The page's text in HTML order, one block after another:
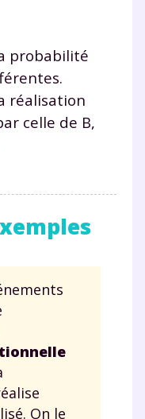
probabilité
réalisation
celle de B,
On le